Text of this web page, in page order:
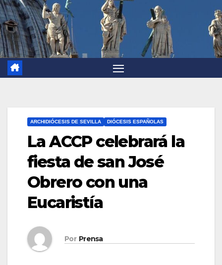
ARCHIDIÓCESIS DE SEVILLA DIÓCESIS ESPAÑOLAS
La ACCP celebrará la
fiesta de san José
Obrero con una
Eucaristía
Por Prensa